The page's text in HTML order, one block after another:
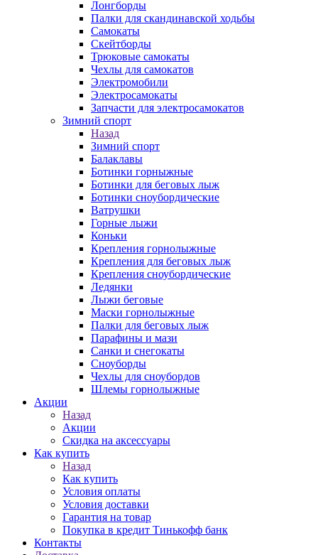
Лонгборды
Палки для скандинавской ходьбы
Самокаты
Скейтборды
Трюковые самокаты
Чехлы для самокатов
Электромобили
Электросамокаты
Запчасти для электросамокатов
Зимний спорт
Назад
Зимний спорт
Балаклавы
Ботинки горныжные
Ботинки для беговых лыж
Ботинки сноубордические
Ватрушки
Горные лыжи
Коньки
Крепления горнолыжные
Крепления для беговых лыж
Крепления сноубордические
Ледянки
Лыжи беговые
Маски горнолыжные
Палки для беговых лыж
Парафины и мази
Санки и снегокаты
Сноуборды
Чехлы для сноубордов
Шлемы горнолыжные
Акции
Назад
Акции
Скидка на аксессуары
Как купить
Назад
Как купить
Условия оплаты
Условия доставки
Гарантия на товар
Покупка в кредит Тинькофф банк
Контакты